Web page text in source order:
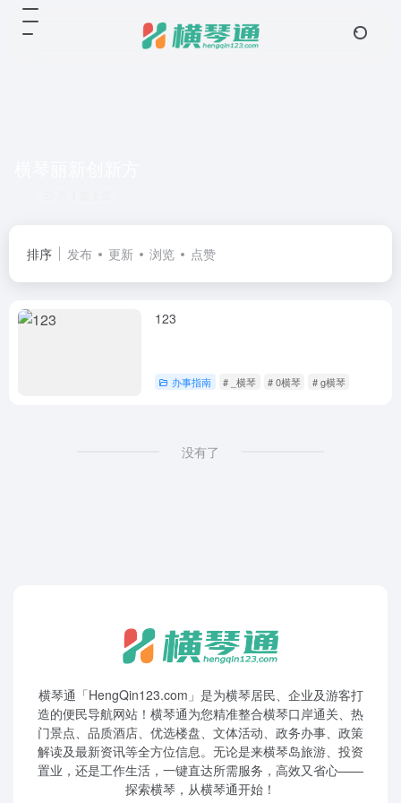
排序 发布 更新 浏览 点赞
123
办事指南 # _横琴 # 0横琴 # g横琴
没有了
横琴通「HengQin123.com」是为横琴居民、企业及游客打
造的便民导航网站！横琴通为您精准整合横琴口岸通关、热
门景点、品质酒店、优选楼盘、文体活动、政务办事、政策
解读及最新资讯等全方位信息。无论是来横琴岛旅游、投资
置业，还是工作生活，一键直达所需服务，高效又省心——
探索横琴，从横琴通开始！